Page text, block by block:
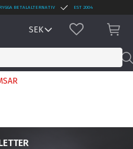
BETALALTERNATIV EST 2004
FAVORITES